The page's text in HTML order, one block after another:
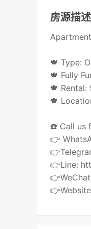
房源描述
🍁 Type:
🍁 Fully
🍁
🍁
☎️ Call us
👉
👉Line: